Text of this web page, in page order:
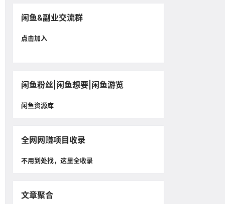
闲鱼&副业交流群
点击加入
闲鱼粉丝|闲鱼想要|闲鱼游览
闲鱼资源库
全网网赚项目收录
不用到处找，这里全收录
文章聚合